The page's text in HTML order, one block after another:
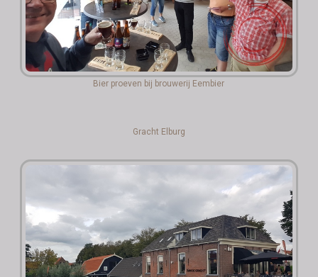
Bier proeven bij brouwerij Eembier
Gracht Elburg